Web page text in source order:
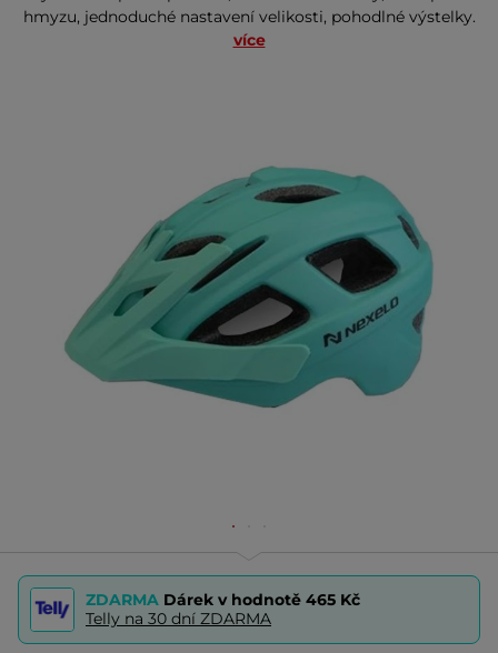
hmyzu, jednoduché nastavení velikosti, pohodlné výstelky.
více
ZDARMA Dárek v hodnotě 465 Kč
Telly na 30 dní ZDARMA